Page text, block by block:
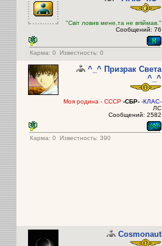
"Світ ловив мене,та не впіймав."
Сообщений: 76
Карма: 0 Известность: 0
^_^ Призрак Света
^_^
Моя родина - СССР -СБР- -КЛАС-
ЛС
Сообщений: 2582
Карма: 0 Известность: 390
Cosmonaut